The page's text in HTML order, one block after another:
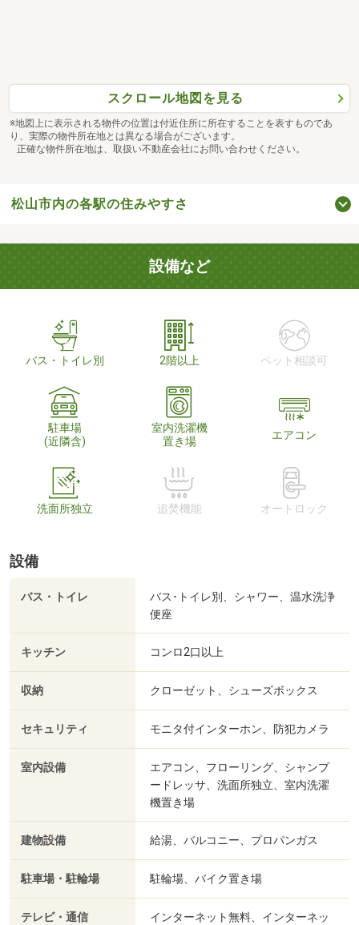
スクロール地図を見る
※地図上に表示される物件の位置は付近住所に所在することを表すものであ
り、実際の物件所在地とは異なる場合がございます。
正確な物件所在地は、取扱い不動産会社にお問い合わせください。
松山市内の各駅の住みやすさ
設備など
バス・トイレ別 2階以上 ペット相談可
駐車場
(近隣含)
室内洗濯機
置き場
エアコン
洗面所独立 追焚機能 オートロック
設備
バス・トイレ
バス･トイレ別、シャワー、温水洗浄
便座
キッチン コンロ2口以上
収納 クローゼット、シューズボックス
セキュリティ モニタ付インターホン、防犯カメラ
室内設備
エアコン、フローリング、シャンプ
ードレッサ、洗面所独立、室内洗濯
機置き場
建物設備 給湯、バルコニー、プロパンガス
駐車場・駐輪場 駐輪場、バイク置き場
テレビ・通信
インターネット無料、インターネッ